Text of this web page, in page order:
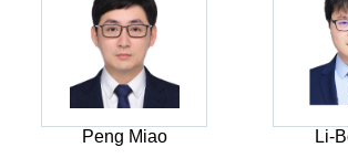
Peng Miao Li-